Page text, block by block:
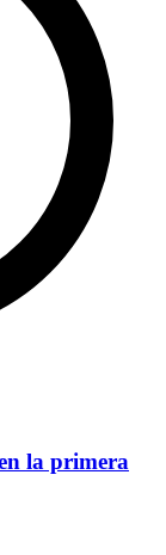
la primera